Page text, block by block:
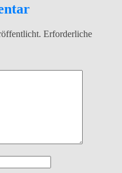
Erforderliche